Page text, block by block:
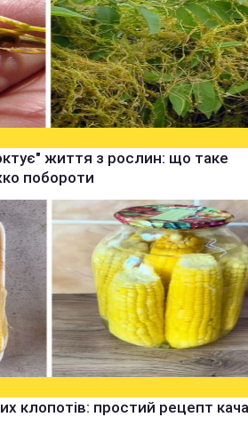
життя з рослин: що таке
побороти
клопотів: простий рецепт